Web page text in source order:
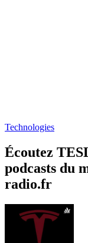
Technologies
Écoutez
podcasts du
radio.fr